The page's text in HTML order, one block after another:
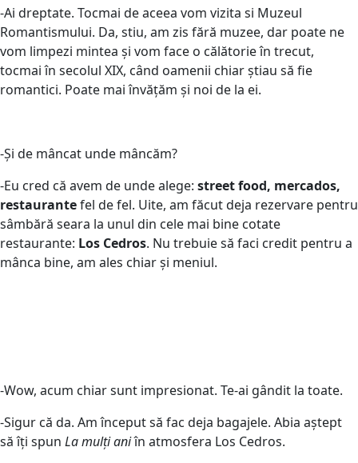
-Ai dreptate. Tocmai de aceea vom vizita si Muzeul
Romantismului. Da, stiu, am zis fără muzee, dar poate ne
vom limpezi mintea și vom face o călătorie în trecut,
tocmai în secolul XIX, când oamenii chiar știau să fie
romantici. Poate mai învățăm și noi de la ei.
-Și de mâncat unde mâncăm?
-Eu cred că avem de unde alege: street food, mercados,
restaurantefel de fel. Uite, am făcut deja rezervare pentru
sâmbără seara la unul din cele mai bine cotate
restaurante: Los Cedros. Nu trebuie să faci credit pentru a
mânca bine, am ales chiar și meniul.
-Wow, acum chiar sunt impresionat. Te-ai gândit la toate.
-Sigur că da. Am început să fac deja bagajele. Abia aștept
să îți spun La mulți aniîn atmosfera Los Cedros.